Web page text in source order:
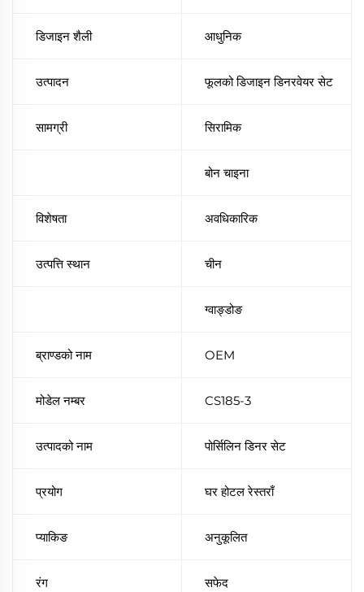
डिजाइन शैली आधुनिक
उत्पादन फूलको डिजाइन डिनरवेयर सेट
सामग्री सिरामिक
बोन चाइना
विशेषता अवधिकारिक
उत्पत्ति स्थान चीन
ग्वाङ्डोङ
ब्राण्डको नाम OEM
मोडेल नम्बर CS185-3
उत्पादको नाम पोर्सिलिन डिनर सेट
प्रयोग घर होटल रेस्तराँ
प्याकिङ अनुकूलित
रंग सफेद